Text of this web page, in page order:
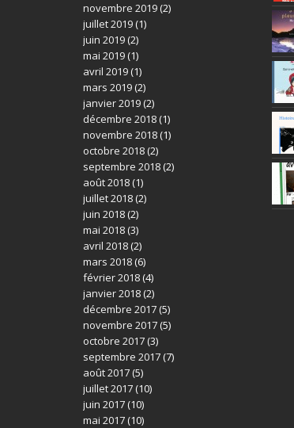
novembre 2019(2)
juillet 2019(1)
juin 2019(2)
mai 2019(1)
avril 2019(1)
mars 2019(2)
janvier 2019(2)
décembre 2018(1)
novembre 2018(1)
octobre 2018(2)
septembre 2018(2)
août 2018(1)
juillet 2018(2)
juin 2018(2)
mai 2018(3)
avril 2018(2)
mars 2018(6)
février 2018(4)
janvier 2018(2)
décembre 2017(5)
novembre 2017(5)
octobre 2017(3)
septembre 2017(7)
août 2017(5)
juillet 2017(10)
juin 2017(10)
mai 2017(10)